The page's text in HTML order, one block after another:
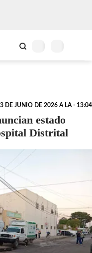
DE JUNIO DE 2026 A LA - 13:04
estado
Distrital